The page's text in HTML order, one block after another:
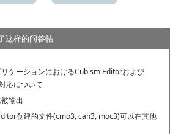
这样的问答帖
ケーションにおけるCubism Editorおよび
応について
输出
创建的文件(cmo3, can3, moc3)可以在其他